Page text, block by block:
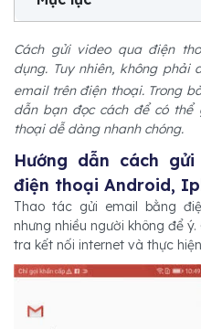
Cách gửi video qua điện
dụng. Tuy nhiên, không
email trên điện thoại. Trong
dẫn bạn đọc cách để có
thoại dễ dàng nhanh chóng.
Hướng dẫn cách
điện thoại Android,
Thao tác gửi email bằng
nhưng nhiều người không để
tra kết nối internet và thực